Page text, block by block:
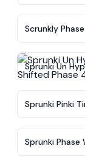
Scrunkly
Sprunki Un
Shifted Phase
Sprunki Pinki
3
Sprunki Phase